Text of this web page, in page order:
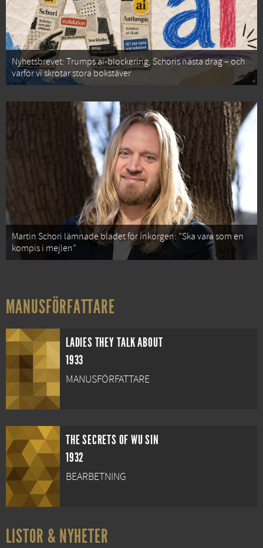
Nyhetsbrevet: Trumps ai-blockering, Schoris nästa drag – och
varför vi skrotar stora bokstäver
Martin Schori lämnade bladet för inkorgen: ”Ska vara som en
kompis i mejlen”
MANUSFÖRFATTARE
LADIES THEY TALK ABOUT
1933
MANUSFÖRFATTARE
THE SECRETS OF WU SIN
1932
BEARBETNING
LISTOR & NYHETER